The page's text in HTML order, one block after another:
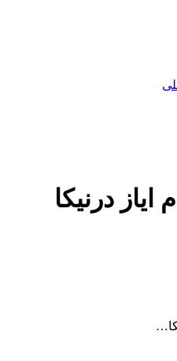
درنیکا